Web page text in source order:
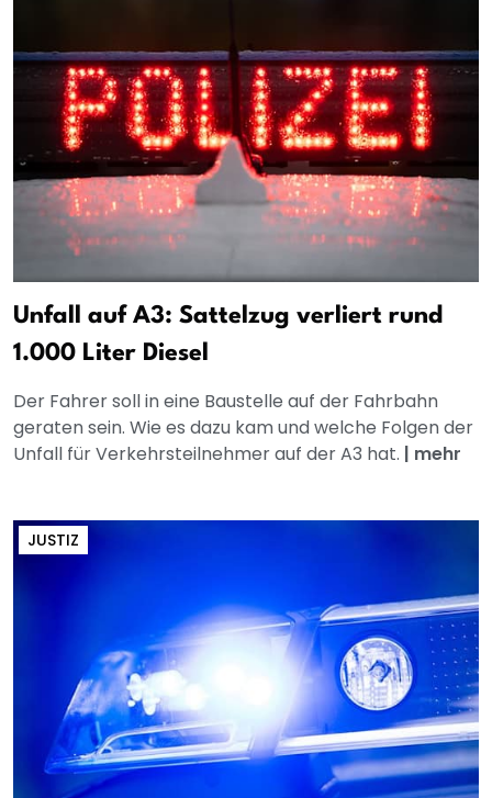
Unfall auf A3: Sattelzug verliert rund
1.000 Liter Diesel
Der Fahrer soll in eine Baustelle auf der Fahrbahn
geraten sein. Wie es dazu kam und welche Folgen der
Unfall für Verkehrsteilnehmer auf der A3 hat. | mehr
JUSTIZ